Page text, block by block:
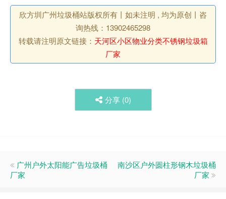
欣方圳广州垃圾桶站版权所有丨如未注明 , 均为原创丨咨
询热线：13902465298
转载请注明原文链接： 天河区小区物业分类不锈钢垃圾箱
厂家
分享 (0)
广州户外太阳能广告垃圾桶
厂家
南沙区户外圆柱形钢木垃圾桶
厂家